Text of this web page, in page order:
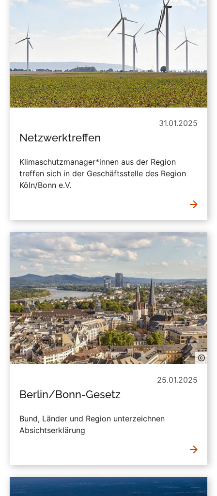
31.01.2025
Netzwerktreffen
Klimaschutzmanager*innen aus der Region
treffen sich in der Geschäftsstelle des Region
Köln/Bonn e.V.
25.01.2025
Berlin/Bonn-Gesetz
Bund, Länder und Region unterzeichnen
Absichtserklärung